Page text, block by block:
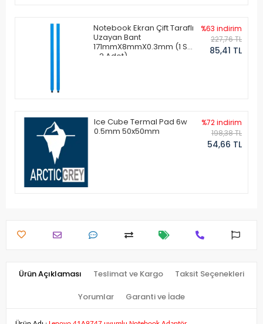
Notebook Ekran Çift Taraflı
Uzayan Bant
171mmX8mmX0.3mm (1 Set
- 2 Adet)
%63 indirim
227,76 TL
85,41 TL
Ice Cube Termal Pad 6w
0.5mm 50x50mm
%72 indirim
198,38 TL
54,66 TL
Ürün Açıklaması Teslimat ve Kargo Taksit Seçenekleri
Yorumlar Garanti ve İade